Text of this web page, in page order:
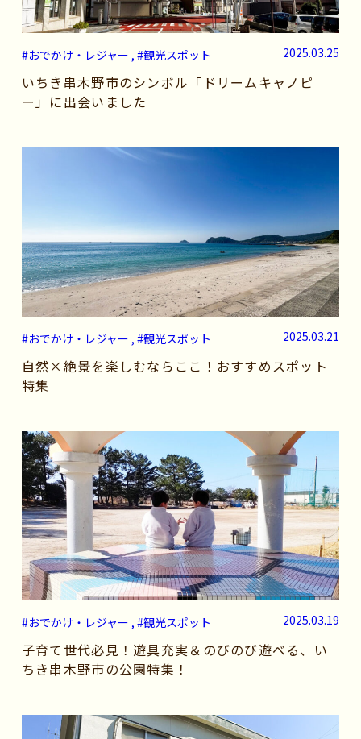
#おでかけ・レジャー , #観光スポット 2025.03.25
いちき串木野市のシンボル「ドリームキャノピ
ー」に出会いました
#おでかけ・レジャー , #観光スポット 2025.03.21
自然×絶景を楽しむならここ！おすすめスポット
特集
#おでかけ・レジャー , #観光スポット 2025.03.19
子育て世代必見！遊具充実＆のびのび遊べる、い
ちき串木野市の公園特集！